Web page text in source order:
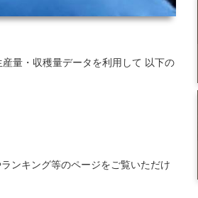
量・収穫量データを利用して 以下の
ンキング等のページをご覧いただけ